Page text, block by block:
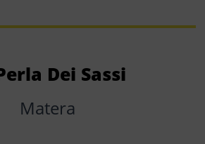
Dei Sassi
Matera